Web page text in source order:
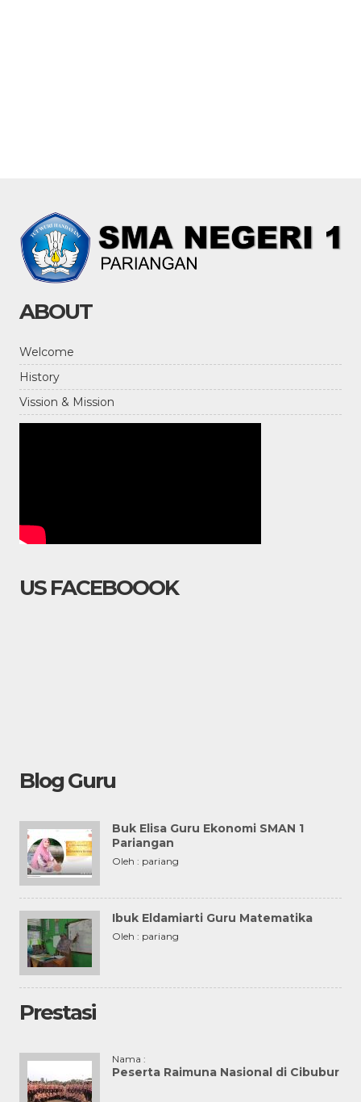
ABOUT
Welcome
History
Vission & Mission
US FACEBOOOK
Blog Guru
Buk Elisa Guru Ekonomi SMAN 1
Pariangan
Oleh : pariang
Ibuk Eldamiarti Guru Matematika
Oleh : pariang
Prestasi
Nama :
Peserta Raimuna Nasional di Cibubur